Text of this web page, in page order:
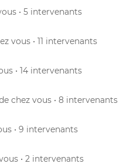
• 5 intervenants
vous • 11 intervenants
• 14 intervenants
chez vous • 8 intervenants
• 9 intervenants
• 2 intervenants